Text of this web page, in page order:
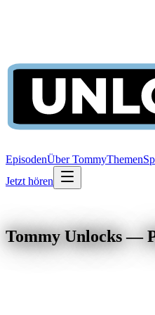
EpisodenÜber TommyThemen
Jetzt hören
Tommy Unlocks —